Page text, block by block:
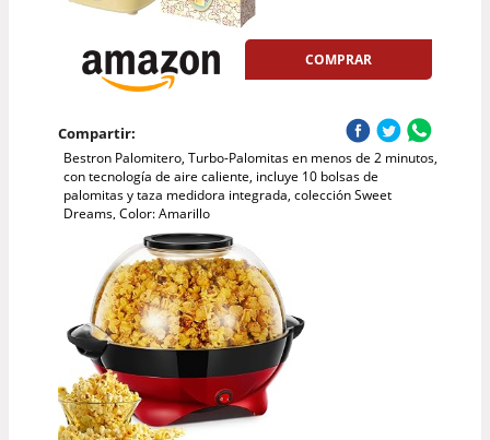
COMPRAR
Compartir:
Bestron Palomitero, Turbo-Palomitas en menos de 2 minutos,
con tecnología de aire caliente, incluye 10 bolsas de
palomitas y taza medidora integrada, colección Sweet
Dreams, Color: Amarillo